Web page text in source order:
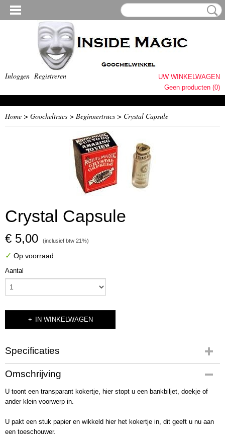
Inloggen Registreren
UW WINKELWAGEN
Geen producten (0)
Home > Goocheltrucs > Beginnertrucs > Crystal Capsule
Crystal Capsule
€ 5,00 (inclusief btw 21%)
✓ Op voorraad
Aantal
IN WINKELWAGEN
Specificaties
Productcode
2339
Bruto gewicht
25,00 g
Omschrijving
U toont een transparant kokertje, hier stopt u een bankbiljet, doekje of
ander klein voorwerp in.
U pakt een stuk papier en wikkeld hier het kokertje in, dit geeft u nu aan
een toeschouwer.